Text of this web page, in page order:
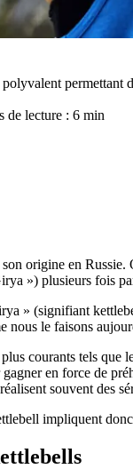
de lecture : 6 min
origine en Russie.
») plusieurs fois
» (signifiant
nous le faisons
courants tels que
en force de
souvent des
impliquent